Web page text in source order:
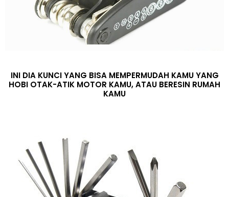
INI DIA KUNCI YANG BISA MEMPERMUDAH KAMU YANG
HOBI OTAK-ATIK MOTOR KAMU, ATAU BERESIN RUMAH
KAMU